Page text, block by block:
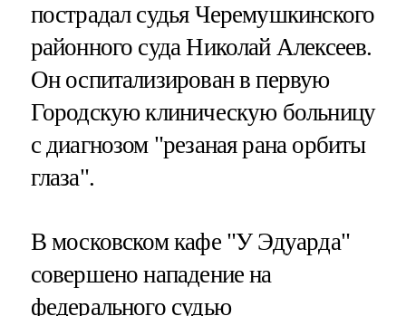
пострадал судья Черемушкинского
районного суда Николай Алексеев.
Он оспитализирован в первую
Городскую клиническую больницу
с диагнозом "резаная рана орбиты
глаза".
В московском кафе "У Эдуарда"
совершено нападение на
федерального судью